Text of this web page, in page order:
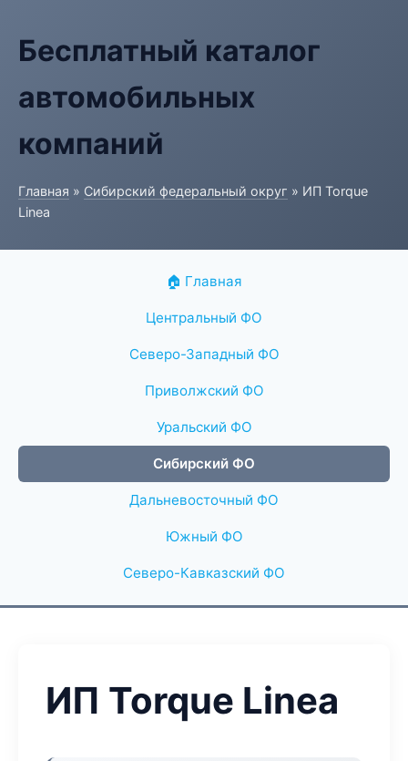
Бесплатный каталог
автомобильных
компаний
Главная » Сибирский федеральный округ » ИП Torque
Linea
🏠 Главная
Центральный ФО
Северо-Западный ФО
Приволжский ФО
Уральский ФО
Сибирский ФО
Дальневосточный ФО
Южный ФО
Северо-Кавказский ФО
ИП Torque Linea